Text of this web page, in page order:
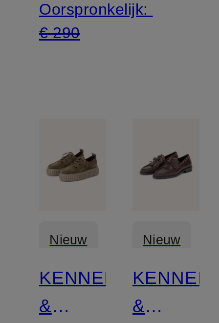
Oorspronkelijk:
€ 290
Nieuw
Gecertificeerd
KENNEL
&
Nieuw
KENNEL
&